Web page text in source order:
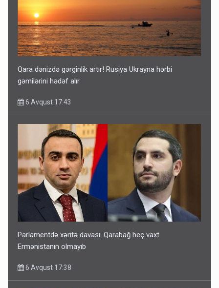
Qara dənizdə gərginlik artır! Rusiya Ukrayna hərbi
gəmilərini hədəf alır
6 Avqust 17:43
Parlamentdə xəritə davası: Qarabağ heç vaxt
Ermənistanın olmayıb
6 Avqust 17:38